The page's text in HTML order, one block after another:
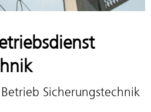
Sicherungstechnik